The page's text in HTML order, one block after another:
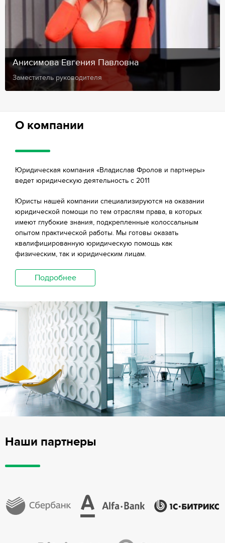
Анисимова Евгения Павловна
Заместитель руководителя
О компании
Юридическая компания «Владислав Фролов и партнеры»
ведет юридическую деятельность с 2011
Юристы нашей компании специализируются на оказании
юридической помощи по тем отраслям права, в которых
имеют глубокие знания, подкрепленные колоссальным
опытом практической работы. Мы готовы оказать
квалифицированную юридическую помощь как
физическим, так и юридическим лицам.
Подробнее
Наши партнеры